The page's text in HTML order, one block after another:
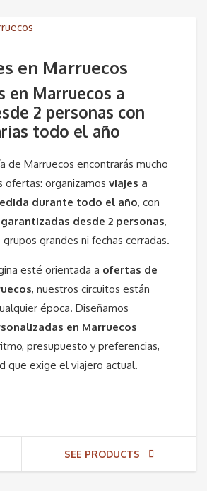
en Marruecos
en Marruecos a
2 personas con
todo el año
de Marruecos encontrarás mucho
ofertas: organizamos viajes a
durante todo el año, con
desde 2 personas,
grandes ni fechas cerradas.
esté orientada a ofertas de
, nuestros circuitos están
época. Diseñamos
en Marruecos
presupuesto y preferencias,
que exige el viajero actual.
SEE PRODUCTS